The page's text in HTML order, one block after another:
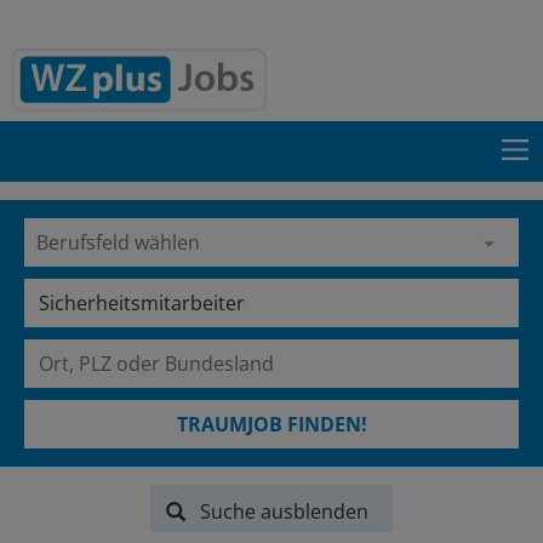
TRAUMJOB FINDEN!
Suche ausblenden